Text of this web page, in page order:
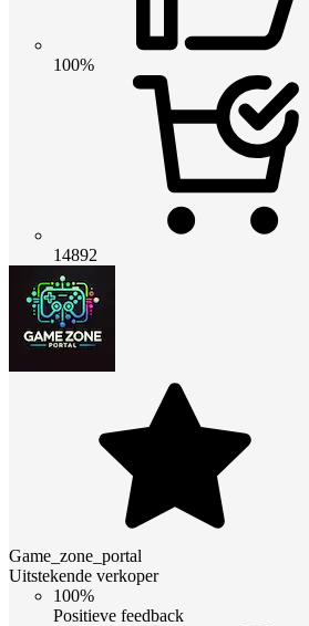
100%
14892
Game_zone_portal
Uitstekende verkoper
100%
Positieve feedback